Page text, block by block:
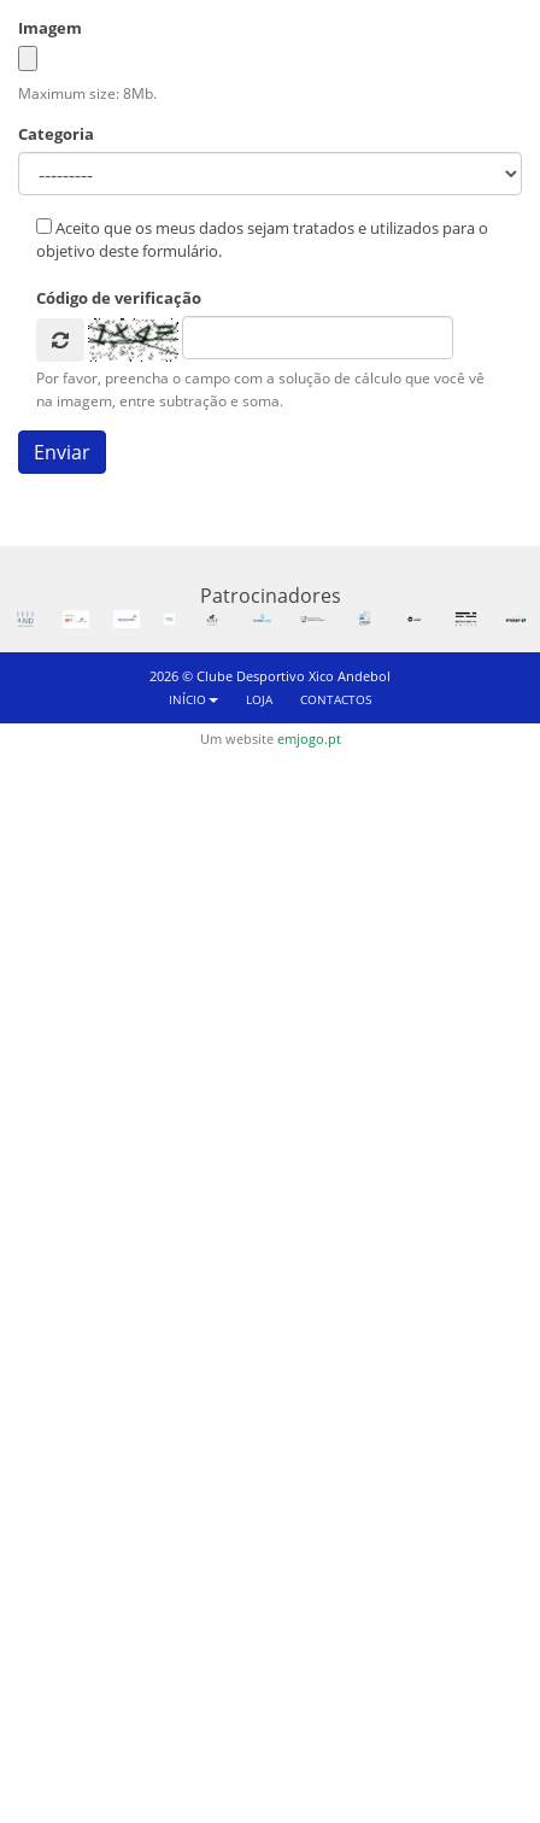
Imagem
Maximum size: 8Mb.
Categoria
Aceito que os meus dados sejam tratados e utilizados para o
objetivo deste formulário.
Código de verificação
Por favor, preencha o campo com a solução de cálculo que você vê
na imagem, entre subtração e soma.
Patrocinadores
2026 © Clube Desportivo Xico Andebol
INÍCIO LOJA CONTACTOS
Um website emjogo.pt